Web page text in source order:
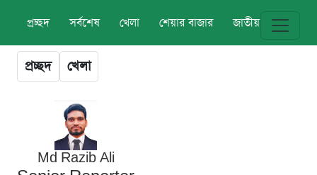
প্রচ্ছদ সর্বশেষ খেলা শেয়ার বাজার জাতীয় বিশ্ব
প্রচ্ছদ খেলা
Md Razib Ali